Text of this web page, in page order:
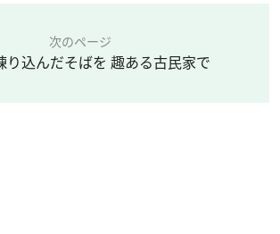
次のページ
り込んだそばを 趣ある古民家で